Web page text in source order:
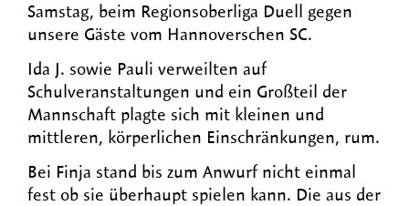
Samstag, beim Regionsoberliga Duell gegen
unsere Gäste vom Hannoverschen SC.
Ida J. sowie Pauli verweilten auf
Schulveranstaltungen und ein Großteil der
Mannschaft plagte sich mit kleinen und
mittleren, körperlichen Einschränkungen, rum.
Bei Finja stand bis zum Anwurf nicht einmal
fest ob sie überhaupt spielen kann. Die aus der